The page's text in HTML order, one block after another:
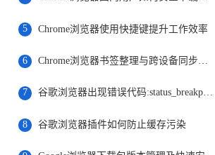
5 Chrome浏览器使用快捷键提升工作效率
6 Chrome浏览器书签整理与跨设备同步优化操作
7 谷歌浏览器出现错误代码:status_breakpoint修复技巧
8 谷歌浏览器插件如何防止缓存污染